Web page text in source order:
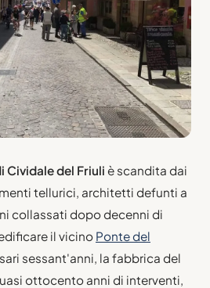
Cividale del Friuli è scandita dai
tellurici, architetti defunti a
collassati dopo decenni di
il vicino Ponte del
sessant'anni, la fabbrica del
ottocento anni di interventi,